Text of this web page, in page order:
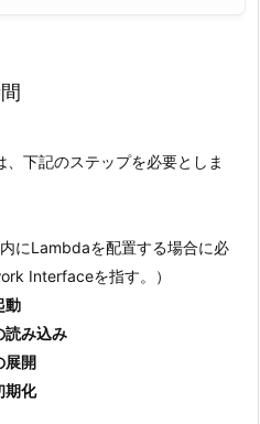
下記のステップを必要としま
内にLambdaを配置する場合に必
Interfaceを指す。）
動
読み込み
展開
期化